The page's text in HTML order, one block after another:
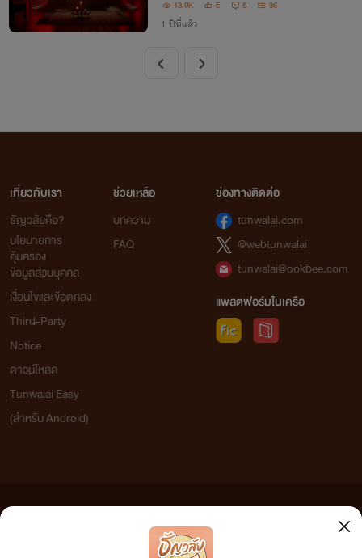
13.9K 5 5 36
1 ปีที่แล้ว
เกี่ยวกับเรา
ธัญวลัยคือ?
นโยบายการ
คุ้มครอง
ข้อมูลส่วนบุคคล
เงื่อนไขและข้อตกลง
Third-Party
Notice
ดาวน์โหลด
Tunwalai Easy
(สำหรับ Android)
ช่วยเหลือ
บทความ
FAQ
ช่องทางติดต่อ
tunwalai.com
@webtunwalai
tunwalai@ookbee.com
แพลตฟอร์มในเครือ
เว็บไซต์แห่งนี้ไม่ได้เห็นด้วยและไม่ขอรับผิดชอบต่อข้อความใดๆ ทั้งสิ้น ดังนั้นผู้อ่านทุกท่านโปรดใช้
วิจารณญาณในการกลั่นกรองด้วยตนเอง และหากท่านพบข้อความใดๆ ที่ขัดต่อกฎหมายและศีลธรรม